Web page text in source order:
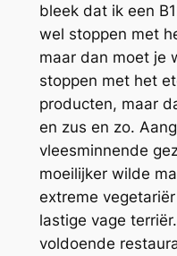
bleek dat ik een
wel stoppen met
maar dan moet je
stoppen met het
producten, maar
en zus en zo.
vleesminnende
moeilijker wilde
extreme
lastige vage
voldoende